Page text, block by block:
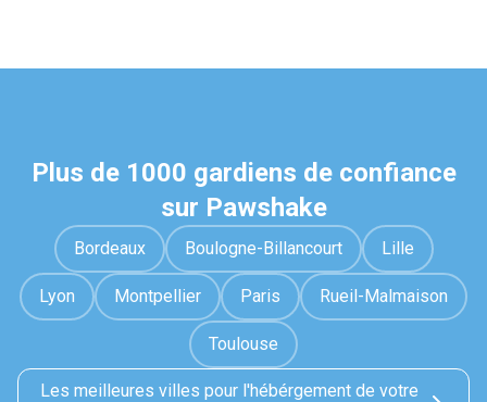
Plus de 1000 gardiens de confiance
sur Pawshake
Bordeaux Boulogne-Billancourt Lille
Lyon Montpellier Paris Rueil-Malmaison
Toulouse
Les meilleures villes pour l'hébérgement de votre